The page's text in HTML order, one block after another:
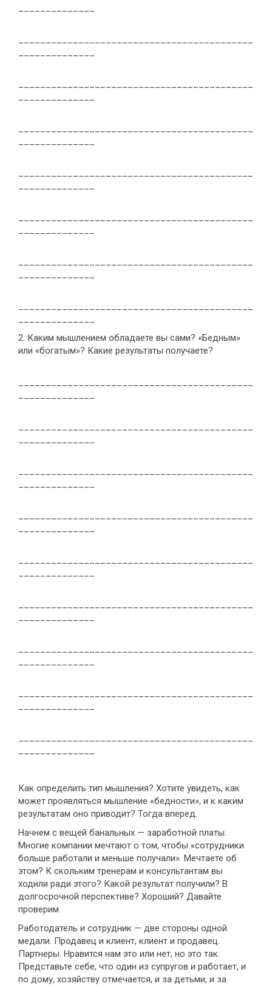
2. Каким мышлением обладаете вы сами? «Бедным»
или «богатым»? Какие результаты получаете?
Как определить тип мышления? Хотите увидеть, как
может проявляться мышление «бедности», и к каким
результатам оно приводит? Тогда вперед.
Начнем с вещей банальных — заработной платы.
Многие компании мечтают о том, чтобы «сотрудники
больше работали и меньше получали». Мечтаете об
этом? К скольким тренерам и консультантам вы
ходили ради этого? Какой результат получили? В
долгосрочной перспективе? Хороший? Давайте
проверим.
Работодатель и сотрудник — две стороны одной
медали. Продавец и клиент, клиент и продавец.
Партнеры. Нравится нам это или нет, но это так.
Представьте себе, что один из супругов и работает, и
по дому, хозяйству отмечается, и за детьми, и за